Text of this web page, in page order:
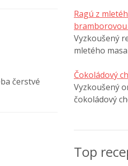
čerstvé
Ragú z
Vyzkoušený
mletého
Čokoládový
Vyzkoušený
čokoládový
Top